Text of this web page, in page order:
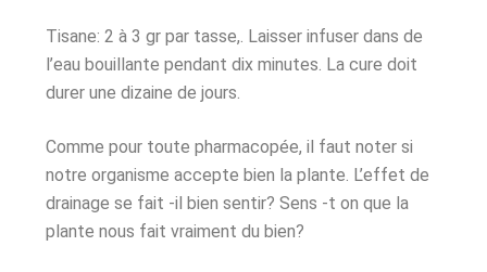
Tisane: 2 à 3 gr par tasse,. Laisser infuser dans de
l’eau bouillante pendant dix minutes. La cure doit
durer une dizaine de jours.
Comme pour toute pharmacopée, il faut noter si
notre organisme accepte bien la plante. L’effet de
drainage se fait -il bien sentir? Sens -t on que la
plante nous fait vraiment du bien?